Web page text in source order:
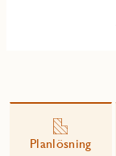
Planlösning